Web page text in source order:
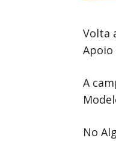
Volta
Apoio
A
No